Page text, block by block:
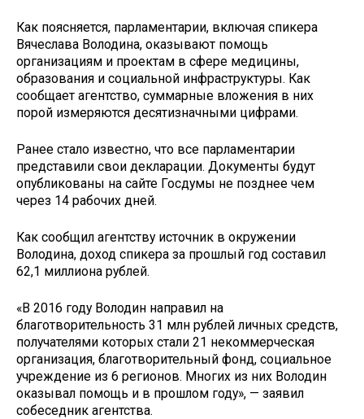
Как поясняется, парламентарии, включая спикера
Вячеслава Володина, оказывают помощь
организациям и проектам в сфере медицины,
образования и социальной инфраструктуры. Как
сообщает агентство, суммарные вложения в них
порой измеряются десятизначными цифрами.
Ранее стало известно, что все парламентарии
представили свои декларации. Документы будут
опубликованы на сайте Госдумы не позднее чем
через 14 рабочих дней.
Как сообщил агентству источник в окружении
Володина, доход спикера за прошлый год составил
62,1 миллиона рублей.
«В 2016 году Володин направил на
благотворительность 31 млн рублей личных средств,
получателями которых стали 21 некоммерческая
организация, благотворительный фонд, социальное
учреждение из 6 регионов. Многих из них Володин
оказывал помощь и в прошлом году», — заявил
собеседник агентства.